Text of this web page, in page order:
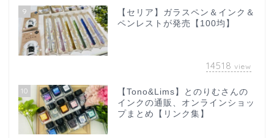
9
【セリア】ガラスペン＆インク＆
ペンレストが発売【100均】
14518 view
10
【Tono&Lims】とのりむさんの
インクの通販、オンラインショッ
プまとめ【リンク集】